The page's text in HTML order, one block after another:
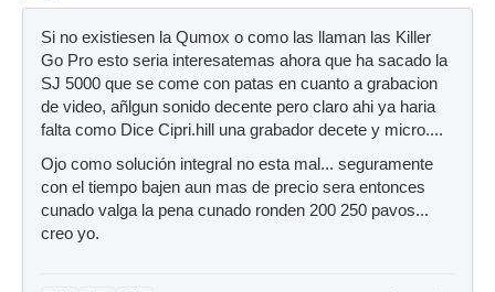
Si no existiesen la Qumox o como las llaman las Killer
Go Pro esto seria interesatemas ahora que ha sacado la
SJ 5000 que se come con patas en cuanto a grabacion
de video, añlgun sonido decente pero claro ahi ya haria
falta como Dice Cipri.hill una grabador decete y micro....
Ojo como solución integral no esta mal... seguramente
con el tiempo bajen aun mas de precio sera entonces
cunado valga la pena cunado ronden 200 250 pavos...
creo yo.